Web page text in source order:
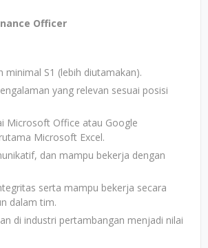
Officer
minimal S1 (lebih diutamakan).
yang relevan sesuai posisi
Microsoft Office atau Google
Microsoft Excel.
dan mampu bekerja dengan
serta mampu bekerja secara
dalam tim.
di industri pertambangan menjadi nilai